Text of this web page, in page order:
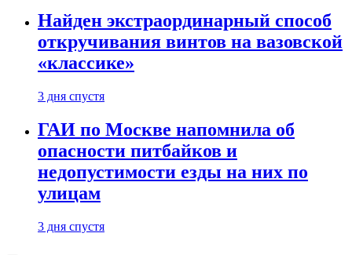
Найден экстраординарный способ
откручивания винтов на вазовской
«классике»
3 дня спустя
ГАИ по Москве напомнила об
опасности питбайков и
недопустимости езды на них по
улицам
3 дня спустя